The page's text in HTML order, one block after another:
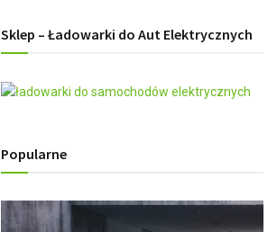
Sklep – Ładowarki do Aut Elektrycznych
Popularne